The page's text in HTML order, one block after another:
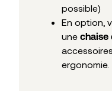
possible)
En option,
une chaise
ergonomie.